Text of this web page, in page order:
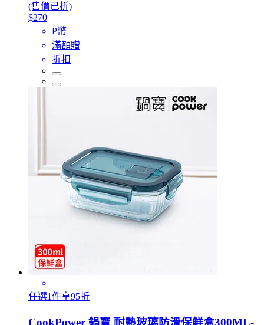
(售價已折)
$270
P幣
滿額贈
折扣
任選1件享95折